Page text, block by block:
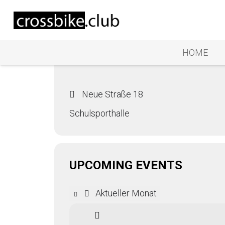
HOME
Events at this
Neue Straße 18
Schulsporthalle
UPCOMING EVENTS
Aktueller Monat